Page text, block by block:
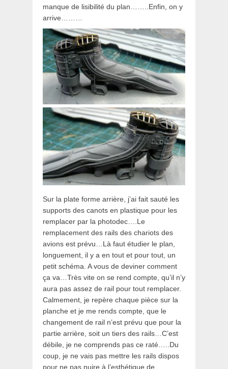
manque de lisibilité du plan……..Enfin, on y
arrive………
Sur la plate forme arrière, j’ai fait sauté les
supports des canots en plastique pour les
remplacer par la photodec….Le
remplacement des rails des chariots des
avions est prévu…Là faut étudier le plan,
longuement, il y a en tout et pour tout, un
petit schéma. A vous de deviner comment
ça va…Très vite on se rend compte, qu’il n’y
aura pas assez de rail pour tout remplacer.
Calmement, je repère chaque pièce sur la
planche et je me rends compte, que le
changement de rail n’est prévu que pour la
partie arrière, soit un tiers des rails…C’est
débile, je ne comprends pas ce raté…..Du
coup, je ne vais pas mettre les rails dispos
pour ne pas nuire à l’esthétique de